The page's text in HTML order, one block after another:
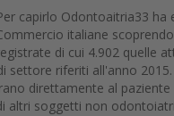
capirlo Odontoaitria33
italiane
di cui 4.902 quelle
settore riferiti all'anno
direttamente al
altri soggetti non